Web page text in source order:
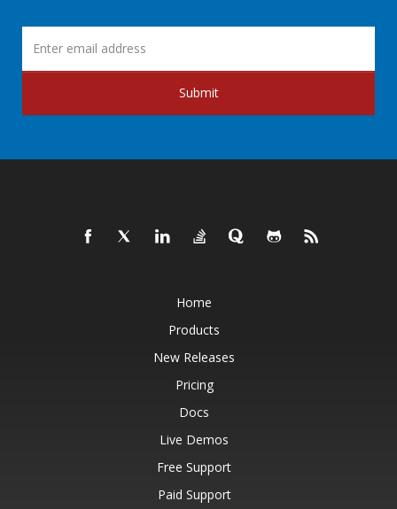
Submit
Home
Products
New Releases
Pricing
Docs
Live Demos
Free Support
Paid Support